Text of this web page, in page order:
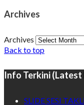
Archives
Archives
Back to top
Info Terkini
SLIDE SESI